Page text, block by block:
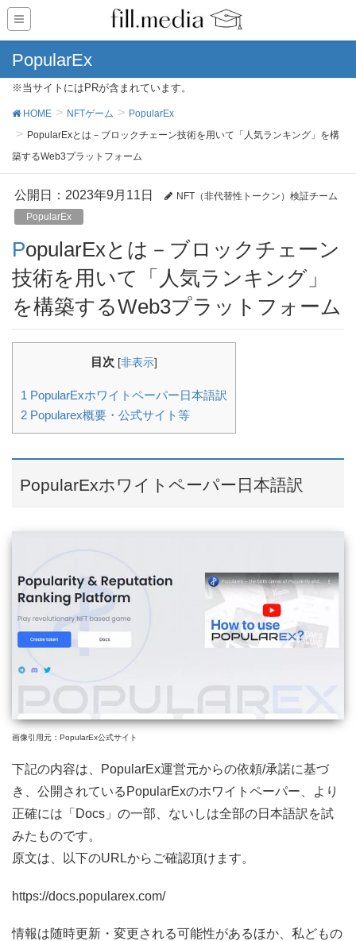
PopularEx
※当サイトにはPRが含まれています。
HOME NFTゲーム
PopularEx
PopularExとは－ブロックチェーン技術を用いて「人気ランキング」を構
築するWeb3プラットフォーム
公開日： 2023年9月11日
NFT（非代替性トークン）検証チーム
PopularEx
PopularExとは－ブロックチェーン
技術を用いて「人気ランキング」
を構築するWeb3プラットフォーム
目次 [非表示]
1 PopularExホワイトペーパー日本語訳
2 Popularex概要・公式サイト等
PopularExホワイトペーパー日本語訳
画像引用元：PopularEx公式サイト
下記の内容は、PopularEx運営元からの依頼/承諾に基づ
き、公開されているPopularExのホワイトペーパー、より
正確には「Docs」の一部、ないしは全部の日本語訳を試
みたものです。
原文は、以下のURLからご確認頂けます。
https://docs.popularex.com/
情報は随時更新・変更される可能性があるほか、私どもの